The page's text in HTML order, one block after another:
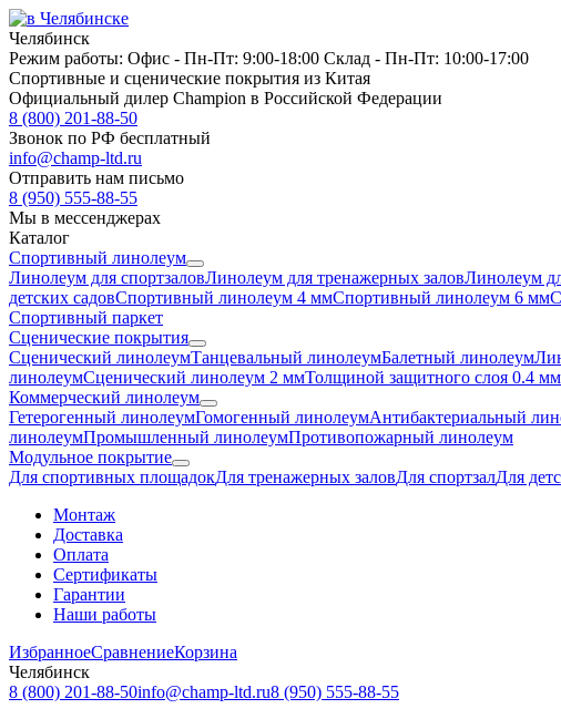
Челябинск
Режим работы: Офис - Пн-Пт: 9:00-18:00 Склад - Пн-Пт: 10:00-17:00
Спортивные и сценические покрытия из Китая
Официальный дилер Champion в Российской Федерации
8 (800) 201-88-50
Звонок по РФ бесплатный
info@champ-ltd.ru
Отправить нам письмо
8 (950) 555-88-55
Мы в мессенджерах
Каталог
Спортивный линолеум
Линолеум для спортзаловЛинолеум для тренажерных заловЛинолеум
детских садовСпортивный линолеум 4 ммСпортивный линолеум 6 мм
Спортивный паркет
Сценические покрытия
Сценический линолеумТанцевальный линолеумБалетный линолеум
линолеумСценический линолеум 2 ммТолщиной защитного слоя 0.4 мм
Коммерческий линолеум
Гетерогенный линолеумГомогенный линолеумАнтибактериальный
линолеумПромышленный линолеумПротивопожарный линолеум
Модульное покрытие
Для спортивных площадокДля тренажерных заловДля спортзалДля
Монтаж
Доставка
Оплата
Сертификаты
Гарантии
Наши работы
ИзбранноеСравнениеКорзина
Челябинск
8 (800) 201-88-50info@champ-ltd.ru8 (950) 555-88-55